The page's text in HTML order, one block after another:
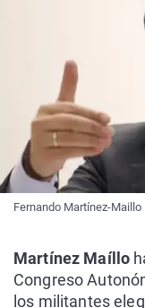
Fernando Martínez-Maillo
Martínez Maíllo
Congreso
los militantes